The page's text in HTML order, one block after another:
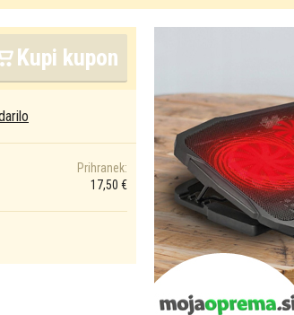
kupon
Prihranek:
17,50 €